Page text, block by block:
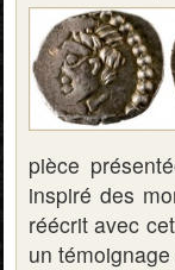
pièce
inspiré des
réécrit avec
un